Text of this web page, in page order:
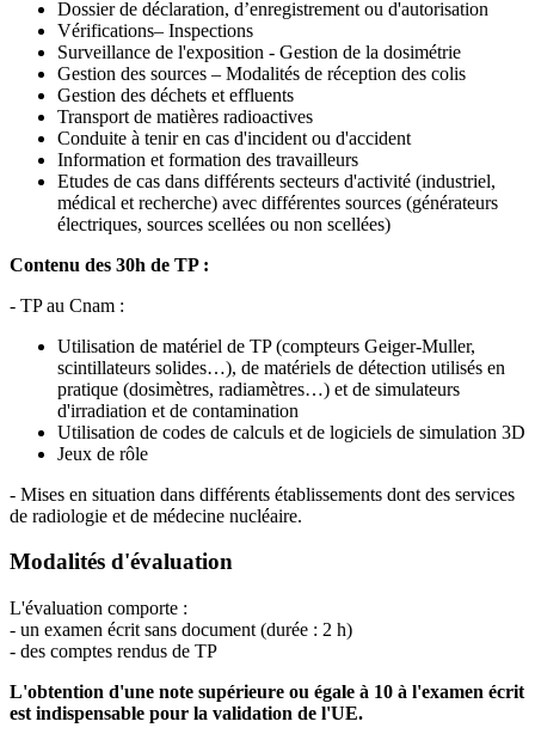
Dossier de déclaration, d’enregistrement ou d'autorisation
Vérifications– Inspections
Surveillance de l'exposition - Gestion de la dosimétrie
Gestion des sources – Modalités de réception des colis
Gestion des déchets et effluents
Transport de matières radioactives
Conduite à tenir en cas d'incident ou d'accident
Information et formation des travailleurs
Etudes de cas dans différents secteurs d'activité (industriel,
médical et recherche) avec différentes sources (générateurs
électriques, sources scellées ou non scellées)
Contenu des 30h de TP :
- TP au Cnam :
Utilisation de matériel de TP (compteurs Geiger-Muller,
scintillateurs solides…), de matériels de détection utilisés en
pratique (dosimètres, radiamètres…) et de simulateurs
d'irradiation et de contamination
Utilisation de codes de calculs et de logiciels de simulation 3D
Jeux de rôle
- Mises en situation dans différents établissements dont des services
de radiologie et de médecine nucléaire.
Modalités d'évaluation
L'évaluation comporte :
- un examen écrit sans document (durée : 2 h)
- des comptes rendus de TP
L'obtention d'une note supérieure ou égale à 10 à l'examen écrit
est indispensable pour la validation de l'UE.